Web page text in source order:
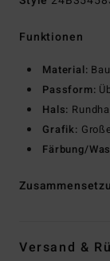
Funktionen
Material:
Passform:
Hals:
Grafik:
Färbung/
Versand &